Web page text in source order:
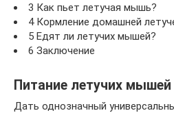
3 Как пьет летучая мышь?
4 Кормление домашней
5 Едят ли летучих мышей?
6 Заключение
Питание летучих мышей
Дать однозначный